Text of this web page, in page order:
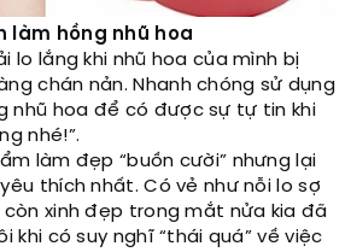
làm hồng nhũ hoa
lo lắng khi nhũ hoa của mình bị
chán nản. Nhanh chóng sử dụng
nhũ hoa để có được sự tự tin khi
nhé!”.
làm đẹp “buồn cười” nhưng lại
thích nhất. Có vẻ như nỗi lo sợ
còn xinh đẹp trong mắt nửa kia đã
khi có suy nghĩ “thái quá” về việc